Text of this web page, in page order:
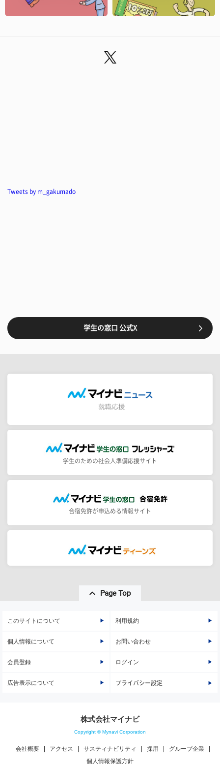
Tweets by m_gakumado
学生の窓口 公式X
学生のための社会人準備応援サイト
合宿免許が申込める情報サイト
Page Top
このサイトについて 利用規約
個人情報について お問い合わせ
会員登録 ログイン
広告表示について プライバシー設定
株式会社マイナビ
Copyright © Mynavi Corporation
会社概要 アクセス サスティナビリティ 採用
グループ企業
個人情報保護方針